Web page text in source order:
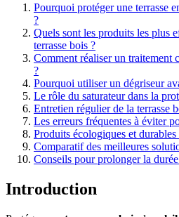
Pourquoi protéger une terrasse
?
Quels sont les produits les plus
terrasse bois ?
Comment réaliser un traitement
?
Pourquoi utiliser un dégriseur
Le rôle du saturateur dans la
Entretien régulier de la terrasse
Les erreurs fréquentes à éviter
Produits écologiques et durables
Comparatif des meilleures
Conseils pour prolonger la
Introduction